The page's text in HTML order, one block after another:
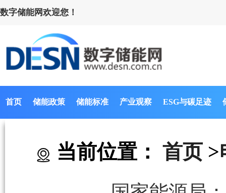
数字储能网欢迎您！
首页 储能政策 储能标准 产业观察 ESG与碳足迹
当前位置： 首页 >